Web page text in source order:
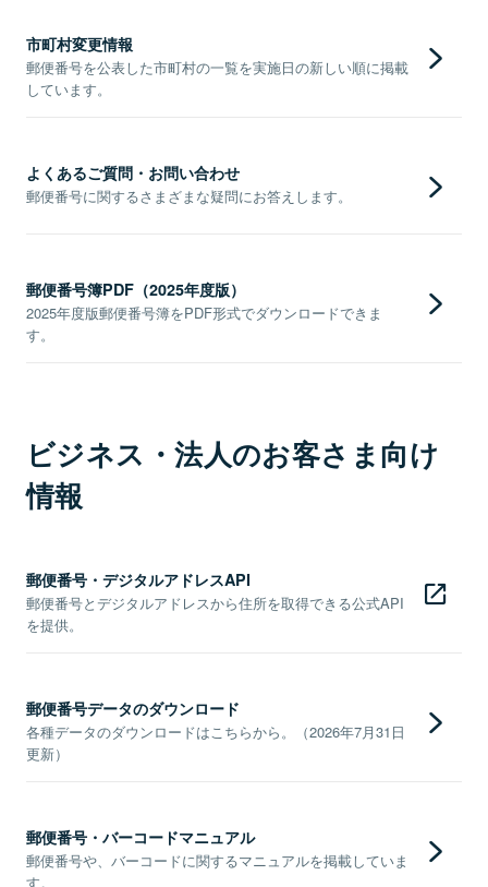
市町村変更情報
郵便番号を公表した市町村の一覧を実施日の新しい順に掲載
しています。
よくあるご質問・お問い合わせ
郵便番号に関するさまざまな疑問にお答えします。
郵便番号簿PDF（2025年度版）
2025年度版郵便番号簿をPDF形式でダウンロードできま
す。
ビジネス・法人のお客さま向け
情報
郵便番号・デジタルアドレスAPI
郵便番号とデジタルアドレスから住所を取得できる公式API
を提供。
郵便番号データのダウンロード
各種データのダウンロードはこちらから。（2026年7月31日
更新）
郵便番号・バーコードマニュアル
郵便番号や、バーコードに関するマニュアルを掲載していま
す。